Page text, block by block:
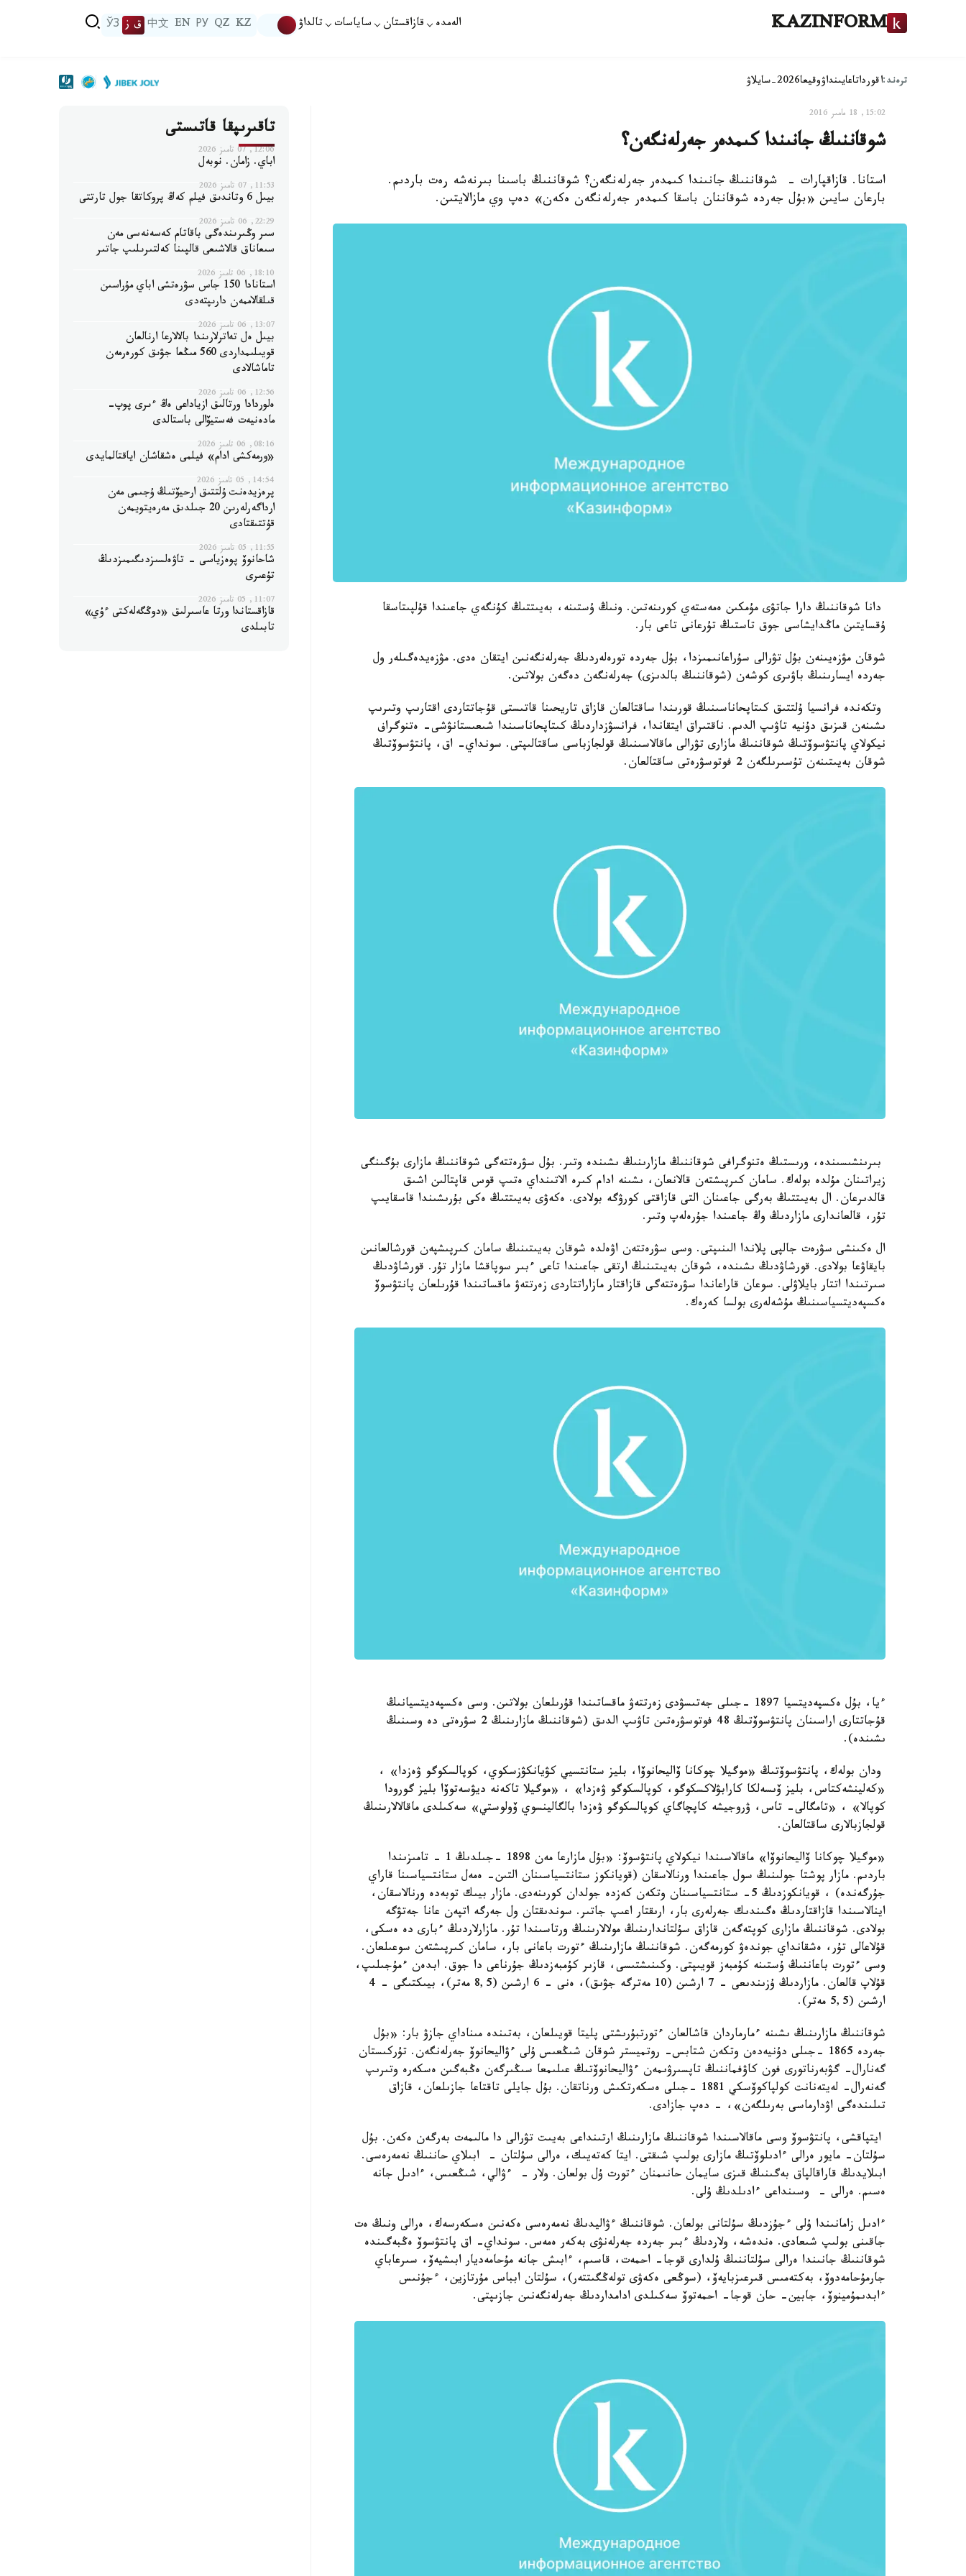
KAZINFORM الەمدە قازاقستان ساياسات تالداۋ KZ
QZ
РУ
EN
中文 ق ز ЎЗ
ترەند:اقورداتاعايىنداۋوقيعا2026-سايلاۋ
15:02, 18 مامىر 2016
شوقاننىڭ جانىندا كىمدەر جەرلەنگەن؟
استانا. قازاقپارات - شوقاننىڭ جانىندا كىمدەر جەرلەنگەن؟ شوقاننىڭ باسىنا بىرنەشە رەت باردىم.
بارعان سايىن «بۇل جەردە شوقاننان باسقا كىمدەر جەرلەنگەن ەكەن» دەپ وي مازالايتىن.
دانا شوقاننىڭ دارا جاتۋى مۇمكىن ەمەستەي كورىنەتىن. ونىڭ ۇستىنە، بەيىتتىڭ كۇنگەي جاعىندا قۇلپىتاسقا
ۇقسايتىن ماڭدايشاسى جوق تاستىڭ تۇرعانى تاعى بار.
شوقان مۋزەيىنەن بۇل تۋرالى سۇراعانىمىزدا، بۇل جەردە تورەلەردىڭ جەرلەنگەنىن ايتقان ەدى. مۋزەيدەگىلەر ول
جەردە ايسارىنىڭ باۋىرى كوشەن (شوقاننىڭ بالدىزى) جەرلەنگەن دەگەن بولاتىن.
وتكەندە فرانسيا ۇلتتىق كىتاپحاناسىنىڭ قورىندا ساقتالعان قازاق تاريحىنا قاتىستى قۇجاتتاردى اقتارىپ وتىرىپ
ىشىنەن قىزىق دۇنيە تاۋىپ الدىم. ناقتىراق ايتقاندا، فرانسۋزداردىڭ كىتاپحاناسىندا شىعىستانۋشى- ەتنوگراف
نيكولاي پانتۋسوۆتىڭ شوقاننىڭ مازارى تۋرالى ماقالاسىنىڭ قولجازباسى ساقتالىپتى. سونداي- اق، پانتۋسوۆتىڭ
شوقان بەيىتىنەن تۇسىرىلگەن 2 فوتوسۋرەتى ساقتالعان.
بىرىنشىسىندە، ورىستىڭ ەتنوگرافى شوقاننىڭ مازارىنىڭ ىشىندە وتىر. بۇل سۋرەتتەگى شوقاننىڭ مازارى بۇگىنگى
زيراتىنان مۇلدە بولەك. سامان كىرپىشتەن قالانعان، ىشىنە ادام كىرە الاتىنداي ەتىپ قوس قاپتالىن اشىق
قالدىرعان. ال بەيىتتىڭ بەرگى جاعىنان التى قازاقتى كورۋگە بولادى. ەكەۋى بەيىتتىڭ ەكى بۇرىشىندا قاسقايىپ
تۇر، قالعاندارى مازاردىڭ وڭ جاعىندا جۇرەلەپ وتىر.
ال ەكىنشى سۋرەت جالپى پلاندا الىنىپتى. وسى سۋرەتتەن اۋەلدە شوقان بەيىتىنىڭ سامان كىرپىشپەن قورشالعانىن
بايقاۋعا بولادى. قورشاۋدىڭ ىشىندە، شوقان بەيىتىنىڭ ارتقى جاعىندا تاعى ءبىر سوپاقشا مازار تۇر. قورشاۋدىڭ
سىرتىندا اتتار بايلاۋلى. سوعان قاراعاندا سۋرەتتەگى قازاقتار مازاراتتاردى زەرتتەۋ ماقساتىندا قۇرىلعان پانتۋسوۆ
ەكسپەديتسياسىنىڭ مۇشەلەرى بولسا كەرەك.
ءيا، بۇل ەكسپەديتسيا 1897 -جىلى جەتىسۋدى زەرتتەۋ ماقساتىندا قۇرىلعان بولاتىن. وسى ەكسپەديتسيانىڭ
قۇجاتتارى اراسىنان پانتۋسوۆتىڭ 48 فوتوسۋرەتىن تاۋىپ الدىق (شوقاننىڭ مازارىنىڭ 2 سۋرەتى دە وسىنىڭ
ىشىندە).
ودان بولەك، پانتۋسوۆتىڭ «موگيلا چوكانا ۆاليحانوۆا، بليز ستانتسيي كۋيانكۋزسكوي، كوپالسكوگو ۋەزدا» ،
«كەلينشەكتاس، بليز ۆىسەلكا كارابۋلاكسكوگو، كوپالسكوگو ۋەزدا» ، «موگيلا تاكەنە ديۋسەتوۆا بليز گورودا
كوپالا» ، «تامگالى- تاس، ۋروجيشە كاپچاگاي كوپالسكوگو ۋەزدا بالگالينسوي ۆولوستي» سەكىلدى ماقالالارىنىڭ
قولجازبالارى ساقتالعان.
«موگيلا چوكانا ۆاليحانوۆا» ماقالاسىندا نيكولاي پانتۋسوۆ: «بۇل مازارعا مەن 1898 -جىلدىڭ 1 - تامىزىندا
باردىم. مازار پوشتا جولىنىڭ سول جاعىندا ورنالاسقان (قويانكوز ستانتسياسىنان التىن- ەمەل ستانتسياسىنا قاراي
جۇرگەندە) ، قويانكوزدىڭ 5- ستانتسياسىنان وتكەن كەزدە جولدان كورىنەدى. مازار بيىك توبەدە ورنالاسقان،
اينالاسىندا قازاقتاردىڭ ەگىندىك جەرلەرى بار، ارىقتار اعىپ جاتىر. سوندىقتان ول جەرگە اتپەن عانا جەتۋگە
بولادى. شوقاننىڭ مازارى كوپتەگەن قازاق سۇلتاندارىنىڭ مولالارىنىڭ ورتاسىندا تۇر. مازارلاردىڭ ءبارى دە ەسكى،
قۇلاعالى تۇر، ەشقانداي جوندەۋ كورمەگەن. شوقاننىڭ مازارىنىڭ ءتورت باعانى بار، سامان كىرپىشتەن سوعىلعان.
وسى ءتورت باعاننىڭ ۇستىنە كۇمبەز قويىپتى. وكىنىشتىسى، قازىر كۇمبەزدىڭ جۇرناعى دا جوق. ابدەن ءمۇجىلىپ،
قۇلاپ قالعان. مازاردىڭ ۇزىندىعى - 7 ارشىن (10 مەترگە جۋىق)، ەنى - 6 ارشىن (8,5 مەتر)، بيىكتىگى - 4
ارشىن (5,5 مەتر).
شوقاننىڭ مازارىنىڭ ىشىنە ءمارماردان قاشالعان ءتورتبۇرىشتى پليتا قويىلعان، بەتىندە مىناداي جازۋ بار: «بۇل
جەردە 1865 -جىلى دۇنيەدەن وتكەن شتابس- روتميستر شوقان شىڭعىس ۇلى ءۋاليحانوۆ جەرلەنگەن. تۇركىستان
گەنارال- گۋبەرناتورى فون كاۋفماننىڭ تاپسىرۋىمەن ءۋاليحانوۆتىڭ عىلىمعا سىڭىرگەن ەڭبەگىن ەسكەرە وتىرىپ
گەنەرال- لەيتەنانت كولپاكوۆسكي 1881 -جىلى ەسكەرتكىش ورناتقان. بۇل جايلى تاقتاعا جازىلعان، قازاق
تىلىندەگى اۋدارماسى بەرىلگەن»، - دەپ جازادى.
ايتپاقشى، پانتۋسوۆ وسى ماقالاسىندا شوقاننىڭ مازارىنىڭ ارتىنداعى بەيىت تۋرالى دا مالىمەت بەرگەن ەكەن. بۇل
سۇلتان- مايور ەرالى ءادىلوۆتىڭ مازارى بولىپ شىقتى. ايتا كەتەيىك، ەرالى سۇلتان - ابىلاي حاننىڭ نەمەرەسى.
ابىلايدىڭ قاراقالپاق بەگىنىڭ قىزى سايمان حانىمنان ءتورت ۇل بولعان. ولار - ءۋالي، شىڭعىس، ءادىل جانە
ەسىم. ەرالى - وسىنداعى ءادىلدىڭ ۇلى.
ءادىل زامانىندا ۇلى ءجۇزدىڭ سۇلتانى بولعان. شوقاننىڭ ءۋاليدىڭ نەمەرەسى ەكەنىن ەسكەرسەك، ەرالى ونىڭ ەت
جاقىنى بولىپ شىعادى. ەندەشە، ولاردىڭ ءبىر جەردە جەرلەنۋى بەكەر ەمەس. سونداي- اق پانتۋسوۆ ەڭبەگىندە
شوقاننىڭ جانىندا ەرالى سۇلتاننىڭ ۇلدارى قوجا- احمەت، قاسىم، ءابىش جانە مۇحامەديار ابىشيەۆ، سىرعاباي
جارمۇحامەدوۆ، بەكتەمىس قىرعىزبايەۆ، (سوڭعى ەكەۋى تولەڭگىتتەر)، سۇلتان ابباس مۇرتازين، ءجۇنىس
ءابدىمۇمينوۆ، جابين- حان قوجا- احمەتوۆ سەكىلدى ادامداردىڭ جەرلەنگەنىن جازىپتى.
تاقىرىپقا قاتىستى
12:06, 07 تامىز 2026
اباي. زامان. نوبەل
11:53, 07 تامىز 2026
بيىل 6 وتاندىق فيلم كەڭ پروكاتقا جول تارتتى
22:29, 06 تامىز 2026
سىر وڭىرىندەگى باقاتام كەسەنەسى مەن
سىعاناق قالاشىعى قالپىنا كەلتىرىلىپ جاتىر
18:10, 06 تامىز 2026
استانادا 150 جاس سۋرەتشى اباي مۇراسىن
قىلقالاممەن دارىپتەدى
13:07, 06 تامىز 2026
بيىل ەل تەاترلارىندا بالالارعا ارنالعان
قويىلىمداردى 560 مىڭعا جۋىق كورەرمەن
تاماشالادى
12:56, 06 تامىز 2026
ەلوردادا ورتالىق ازياداعى ەڭ ءىرى پوپ-
مادەنيەت فەستيۆالى باستالدى
08:16, 06 تامىز 2026
«ورمەكشى ادام» فيلمى ەشقاشان اياقتالمايدى
14:54, 05 تامىز 2026
پرەزيدەنت ۇلتتىق ارحيۆتىڭ ۇجىمى مەن
ارداگەرلەرىن 20 جىلدىق مەرەيتويمەن
قۇتتىقتادى
11:55, 05 تامىز 2026
شاحانوۆ پوەزياسى - تاۋەلسىزدىگىمىزدىڭ
تۇعىرى
11:07, 05 تامىز 2026
قازاقستاندا ورتا عاسىرلىق «دوڭگەلەكتى ءۇي»
تابىلدى